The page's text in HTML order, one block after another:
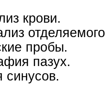
крови.
пробы.
пазух.
синусов.